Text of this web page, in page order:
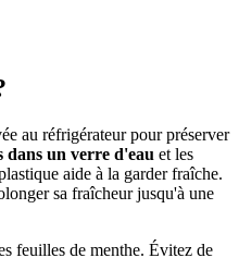
au réfrigérateur pour préserver
dans un verre d'eau et les
aide à la garder fraîche.
sa fraîcheur jusqu'à une
feuilles de menthe. Évitez de